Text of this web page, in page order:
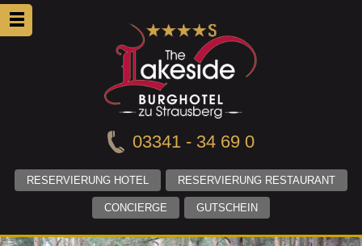
03341 - 34 69 0
RESERVIERUNG HOTEL RESERVIERUNG RESTAURANT
CONCIERGE GUTSCHEIN